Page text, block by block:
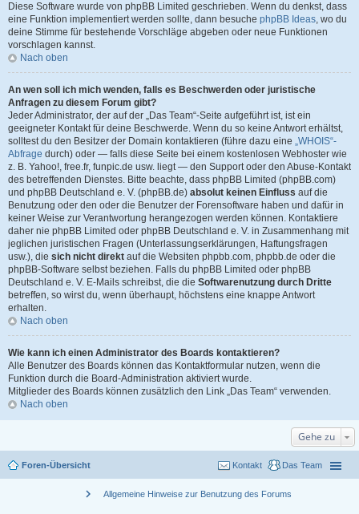
Diese Software wurde von phpBB Limited geschrieben. Wenn du denkst, dass
eine Funktion implementiert werden sollte, dann besuche phpBB Ideas, wo du
deine Stimme für bestehende Vorschläge abgeben oder neue Funktionen
vorschlagen kannst.
Nach oben
An wen soll ich mich wenden, falls es Beschwerden oder juristische
Anfragen zu diesem Forum gibt?
Jeder Administrator, der auf der „Das Team“-Seite aufgeführt ist, ist ein
geeigneter Kontakt für deine Beschwerde. Wenn du so keine Antwort erhältst,
solltest du den Besitzer der Domain kontaktieren (führe dazu eine „WHOIS“-
Abfrage durch) oder — falls diese Seite bei einem kostenlosen Webhoster wie
z. B. Yahoo!, free.fr, funpic.de usw. liegt — den Support oder den Abuse-Kontakt
des betreffenden Dienstes. Bitte beachte, dass phpBB Limited (phpBB.com)
und phpBB Deutschland e. V. (phpBB.de) absolut keinen Einfluss auf die
Benutzung oder den oder die Benutzer der Forensoftware haben und dafür in
keiner Weise zur Verantwortung herangezogen werden können. Kontaktiere
daher nie phpBB Limited oder phpBB Deutschland e. V. in Zusammenhang mit
jeglichen juristischen Fragen (Unterlassungserklärungen, Haftungsfragen
usw.), die sich nicht direkt auf die Websiten phpbb.com, phpbb.de oder die
phpBB-Software selbst beziehen. Falls du phpBB Limited oder phpBB
Deutschland e. V. E-Mails schreibst, die die Softwarenutzung durch Dritte
betreffen, so wirst du, wenn überhaupt, höchstens eine knappe Antwort
erhalten.
Nach oben
Wie kann ich einen Administrator des Boards kontaktieren?
Alle Benutzer des Boards können das Kontaktformular nutzen, wenn die
Funktion durch die Board-Administration aktiviert wurde.
Mitglieder des Boards können zusätzlich den Link „Das Team“ verwenden.
Nach oben
Gehe zu
Foren-Übersicht Das Team
Kontakt
chevron_right Allgemeine Hinweise zur Benutzung des Forums